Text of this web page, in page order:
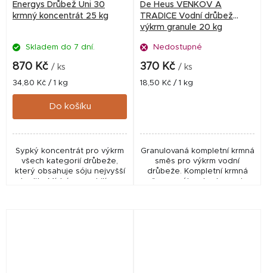
Energys Drůbež Uni 30
krmný koncentrát 25 kg
Skladem do 7 dní.
870 Kč / ks
Měrná
cena:
34,80 Kč / 1 kg
Do košíku
Sypký koncentrát pro výkrm
všech kategorií drůbeže,
který obsahuje sóju nejvyšší
De Heus VENKOV A
TRADICE Vodní drůbež
výkrm granule 20 kg
Nedostupné
370 Kč / ks
Měrná
18,50 Kč / 1 kg
Granulovaná kompletní krmná
směs pro výkrm vodní
drůbeže. Kompletní krmná